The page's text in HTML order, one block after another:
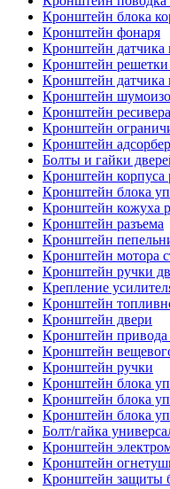
Кронштейн блока
Кронштейн фонаря
Кронштейн датчика
Кронштейн решетки
Кронштейн датчика
Кронштейн
Кронштейн ресивера
Кронштейн
Кронштейн
Болты и гайки
Кронштейн корпуса
Кронштейн блока
Кронштейн кожуха
Кронштейн разъема
Кронштейн
Кронштейн мотора
Кронштейн ручки
Крепление
Кронштейн
Кронштейн двери
Кронштейн привода
Кронштейн
Кронштейн ручки
Кронштейн блока
Кронштейн блока
Кронштейн блока
Болт/гайка
Кронштейн
Кронштейн
Кронштейн защиты